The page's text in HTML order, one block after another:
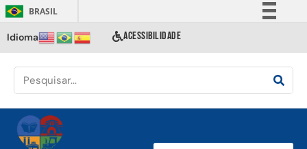
BRASIL
Comunica BR
Acesso à informação
Idioma ACESSIBILIDADE